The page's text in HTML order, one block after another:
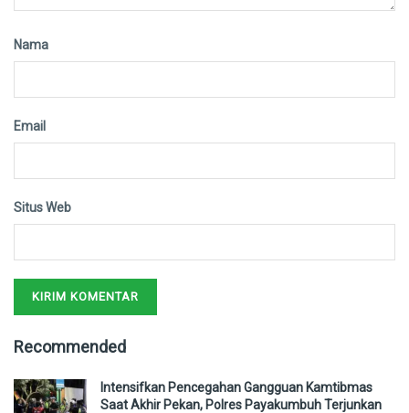
Nama
Email
Situs Web
Recommended
Intensifkan Pencegahan Gangguan Kamtibmas
Saat Akhir Pekan, Polres Payakumbuh Terjunkan